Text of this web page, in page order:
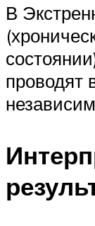
В
проводят